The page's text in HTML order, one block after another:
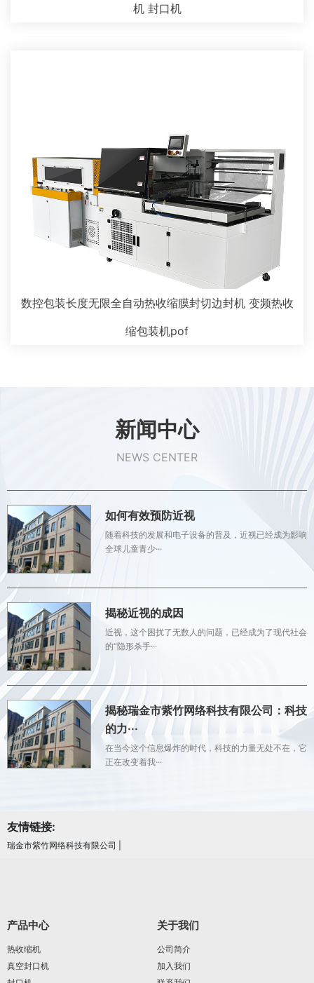
机 封口机
数控包装长度无限全自动热收缩膜封切边封机 变频热收
缩包装机pof
新闻中心
NEWS CENTER
如何有效预防近视
随着科技的发展和电子设备的普及，近视已经成为影响
全球儿童青少···
揭秘近视的成因
近视，这个困扰了无数人的问题，已经成为了现代社会
的“隐形杀手···
揭秘瑞金市紫竹网络科技有限公司：科技
的力···
在当今这个信息爆炸的时代，科技的力量无处不在，它
正在改变着我···
友情链接:
瑞金市紫竹网络科技有限公司
产品中心
热收缩机
真空封口机
关于我们
公司简介
加入我们